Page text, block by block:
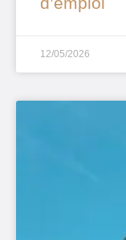
12/05/2026